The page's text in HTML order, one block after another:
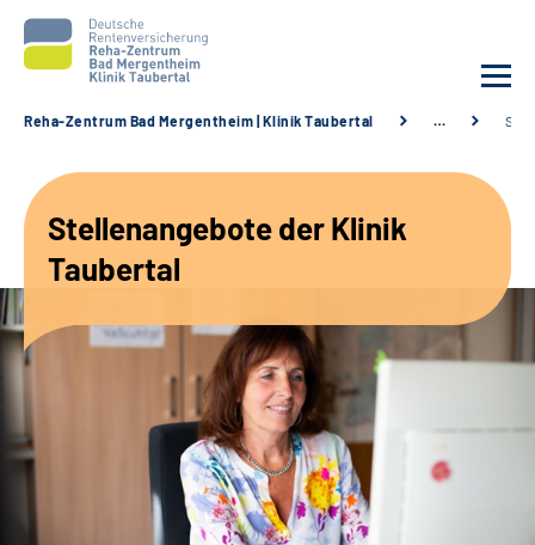
Unsere Angebote
Karriere
Sozialdienste & Zuweisende
Reha-Zentrum Bad Mergentheim | Klinik Taubertal …
Stellenangebote der Klinik
Taubertal